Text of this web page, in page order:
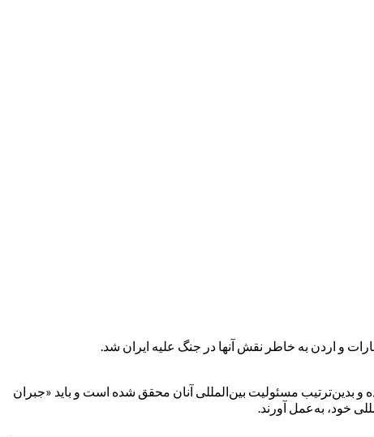
و اردن به خاطر نقش آنها در جنگ علیه ایران شد.
و بدین‌ترتیب مسئولیت بین‌المللی آنان محقق شده است و باید «جبران
خود، به‌عمل آورند.